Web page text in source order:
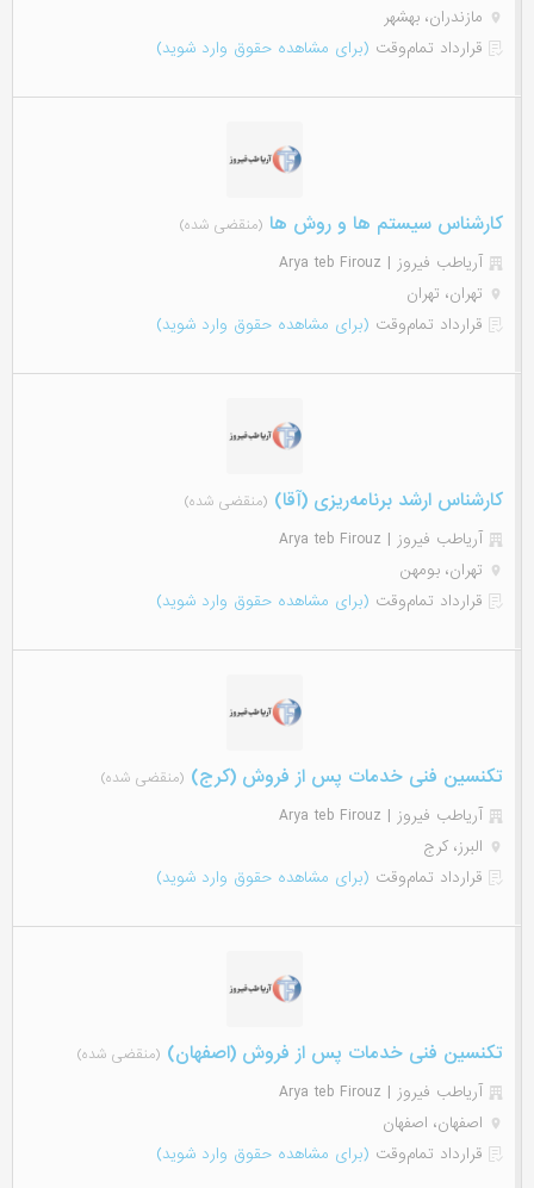
مازندران، بهشهر
قرارداد تمام‌وقت (برای مشاهده حقوق وارد شوید)
کارشناس سیستم ها و روش ها (منقضی شده)
آریاطب فیروز | Arya teb Firouz
تهران، تهران
قرارداد تمام‌وقت (برای مشاهده حقوق وارد شوید)
کارشناس ارشد برنامه‌ریزی (آقا) (منقضی شده)
آریاطب فیروز | Arya teb Firouz
تهران، بومهن
قرارداد تمام‌وقت (برای مشاهده حقوق وارد شوید)
تکنسین فنی خدمات پس از فروش (کرج) (منقضی شده)
آریاطب فیروز | Arya teb Firouz
البرز، کرج
قرارداد تمام‌وقت (برای مشاهده حقوق وارد شوید)
تکنسین فنی خدمات پس از فروش (اصفهان) (منقضی شده)
آریاطب فیروز | Arya teb Firouz
اصفهان، اصفهان
قرارداد تمام‌وقت (برای مشاهده حقوق وارد شوید)